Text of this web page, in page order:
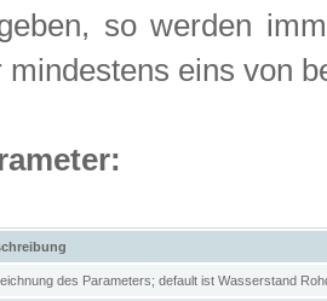
so werden
mindestens eins von
des Parameters; default ist Wasserstand